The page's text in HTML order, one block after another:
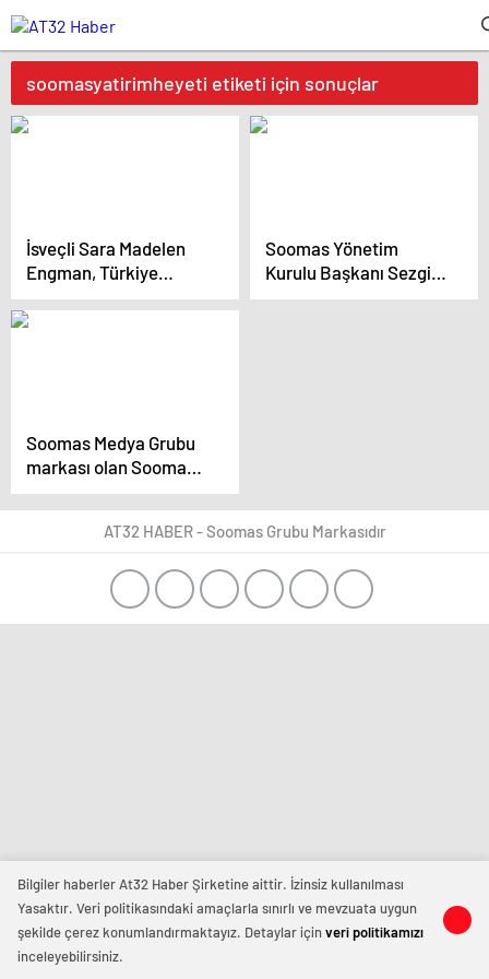
soomasyatirimheyeti etiketi için sonuçlar
İsveçli Sara Madelen
Engman, Türkiye
Uludere’de Müslüman
olup ‘Meryem Sara’
Soomas Yönetim
Kurulu Başkanı Sezgin
Vardarlı , spor
Soomas Medya Grubu
markası olan Soomas
Spor Tv programlarına
başlamıştır.
AT32 HABER - Soomas Grubu Markasıdır
Bilgiler haberler At32 Haber Şirketine aittir. İzinsiz kullanılması
Yasaktır. Veri politikasındaki amaçlarla sınırlı ve mevzuata uygun
şekilde çerez konumlandırmaktayız. Detaylar içinveri politikamızı
inceleyebilirsiniz.